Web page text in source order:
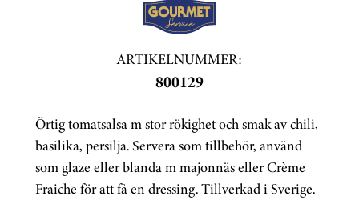
ARTIKELNUMMER:
800129
Örtig tomatsalsa m stor rökighet och smak av chili,
basilika, persilja. Servera som tillbehör, använd
som glaze eller blanda m majonnäs eller Crème
Fraiche för att få en dressing. Tillverkad i Sverige.